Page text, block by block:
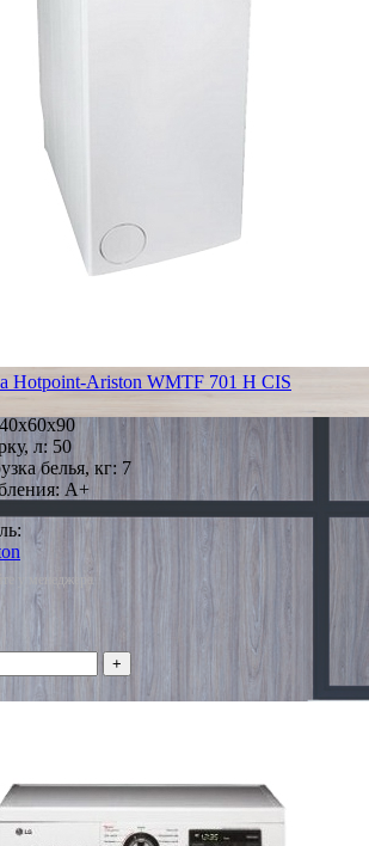
Hotpoint-Ariston WMTF 701 H CIS
л: 50
белья, кг: 7
A+
у менеджера
+